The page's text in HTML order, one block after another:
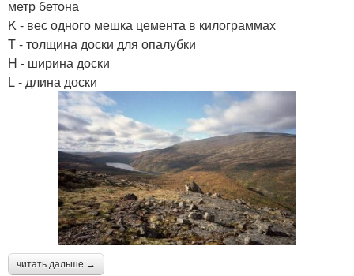
метр бетона
K - вес одного мешка цемента в килограммах
T - толщина доски для опалубки
H - ширина доски
L - длина доски
читать дальше →